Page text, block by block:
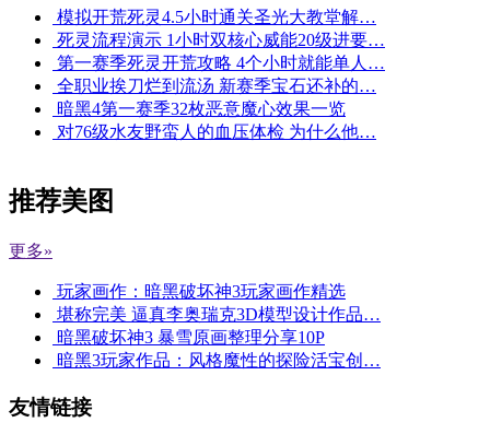
模拟开荒死灵4.5小时通关圣光大教堂解…
死灵流程演示 1小时双核心威能20级进要…
第一赛季死灵开荒攻略 4个小时就能单人…
全职业挨刀烂到流汤 新赛季宝石还补的…
暗黑4第一赛季32枚恶意魔心效果一览
对76级水友野蛮人的血压体检 为什么他…
推荐美图
更多»
玩家画作：暗黑破坏神3玩家画作精选
堪称完美 逼真李奥瑞克3D模型设计作品…
暗黑破坏神3 暴雪原画整理分享10P
暗黑3玩家作品：风格魔性的探险活宝创…
友情链接